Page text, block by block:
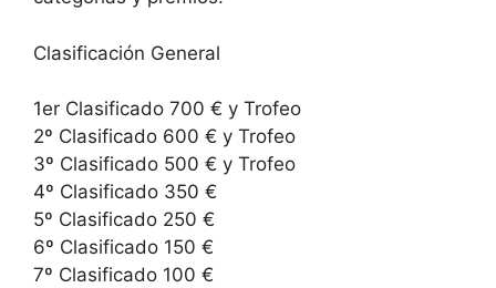
Clasificación General
1er Clasificado 700 € y Trofeo
2º Clasificado 600 € y Trofeo
3º Clasificado 500 € y Trofeo
4º Clasificado 350 €
5º Clasificado 250 €
6º Clasificado 150 €
7º Clasificado 100 €